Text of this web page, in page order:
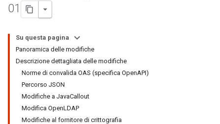
01
Su questa pagina
Panoramica delle modifiche
Descrizione dettagliata delle modifiche
Norme di convalida OAS (specifica OpenAPI)
Percorso JSON
Modifiche a JavaCallout
Modifica OpenLDAP
Modifiche al fornitore di crittografia